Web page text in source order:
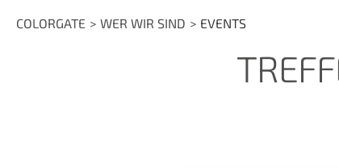
COLORGATE WER WIR SIND EVENTS